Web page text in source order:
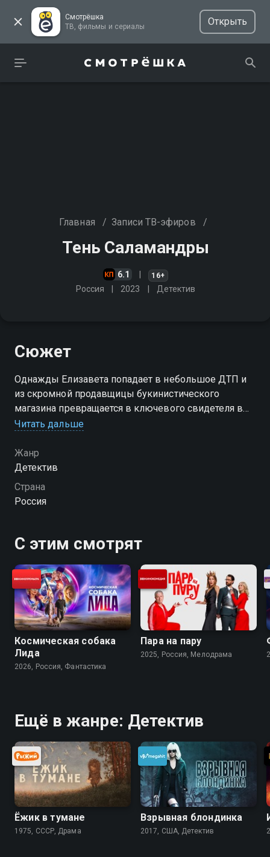
Смотрёшка
ТВ, фильмы и сериалы
Открыть
Главная / Записи ТВ-эфиров /
Тень Саламандры
6.1 16+
Россия 2023 Детектив
Сюжет
Однажды Елизавета попадает в небольшое ДТП и
из скромной продавщицы букинистического
магазина превращается в ключевого свидетеля в
деле об убийстве
Читать дальше
Жанр
Детектив
Страна
Россия
С этим смотрят
Космическая собака
Лида
2026, Россия, Фантастика
Пара на пару
2025, Россия, Мелодрама
Ещё в жанре: Детектив
Ёжик в тумане
1975, СССР, Драма
Взрывная блондинка
2017, США, Детектив